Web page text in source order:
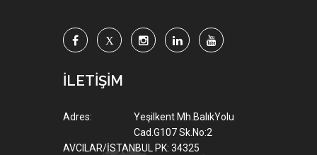
İLETİŞİM
Adres:
Yeşilkent Mh.BalıkYolu
Cad.G107 Sk.No:2
AVCILAR/İSTANBUL PK: 34325